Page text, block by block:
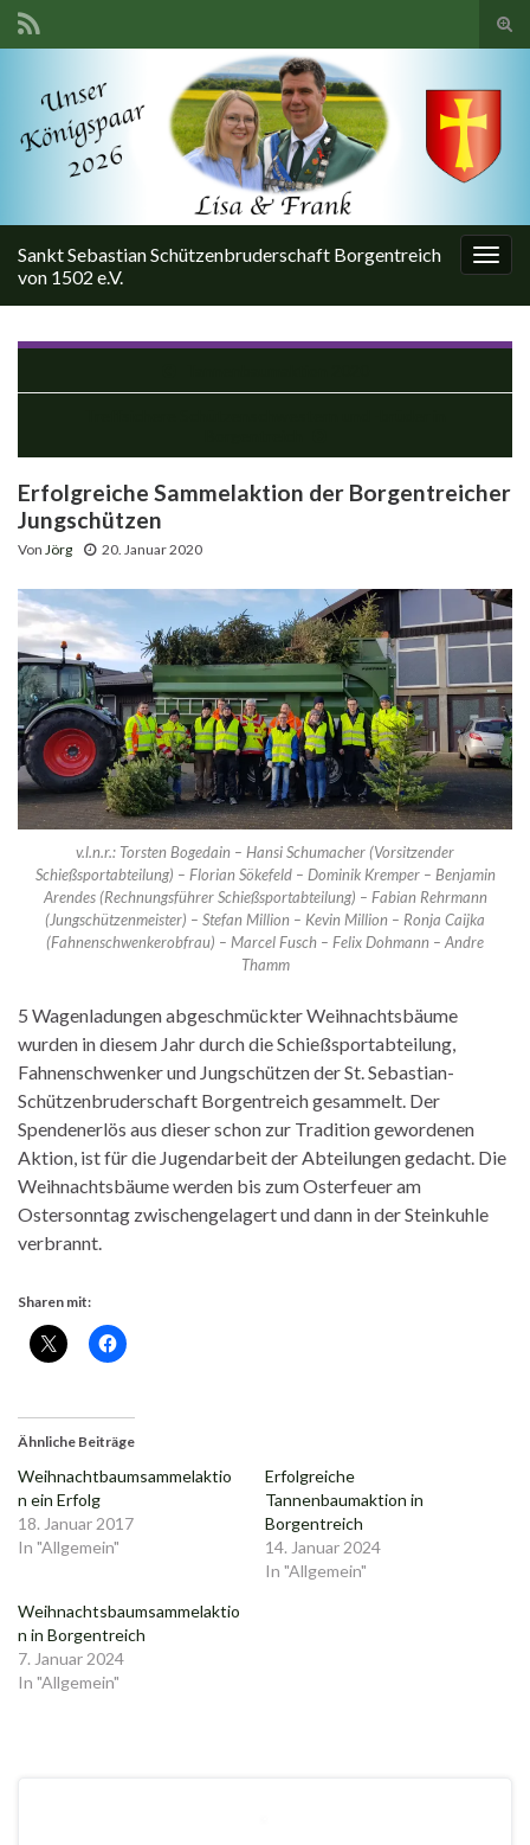
Search for:
Sankt Sebastian Schützenbruderschaft Borgentreich
von 1502 e.V.
Erfolgreiche Sammelaktion der Borgentreicher
Jungschützen
Von Jörg 20. Januar 2020
v.l.n.r.: Torsten Bogedain – Hansi Schumacher (Vorsitzender
Schießsportabteilung) – Florian Sökefeld – Dominik Kremper – Benjamin
Arendes (Rechnungsführer Schießsportabteilung) – Fabian Rehrmann
(Jungschützenmeister) – Stefan Million – Kevin Million – Ronja Caijka
(Fahnenschwenkerobfrau) – Marcel Fusch – Felix Dohmann – Andre
Thamm
5 Wagenladungen abgeschmückter Weihnachtsbäume
wurden in diesem Jahr durch die Schießsportabteilung,
Fahnenschwenker und Jungschützen der St. Sebastian-
Schützenbruderschaft Borgentreich gesammelt. Der
Spendenerlös aus dieser schon zur Tradition gewordenen
Aktion, ist für die Jugendarbeit der Abteilungen gedacht. Die
Weihnachtsbäume werden bis zum Osterfeuer am
Ostersonntag zwischengelagert und dann in der Steinkuhle
verbrannt.
Sharen mit:
Ähnliche Beiträge
Weihnachtbaumsammelaktio
n ein Erfolg
18. Januar 2017
In "Allgemein"
Erfolgreiche
Tannenbaumaktion in
Borgentreich
14. Januar 2024
In "Allgemein"
Weihnachtsbaumsammelaktio
n in Borgentreich
7. Januar 2024
In "Allgemein"